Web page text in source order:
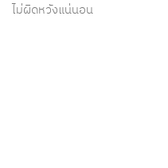
ไม่ผิดหวังแน่นอน